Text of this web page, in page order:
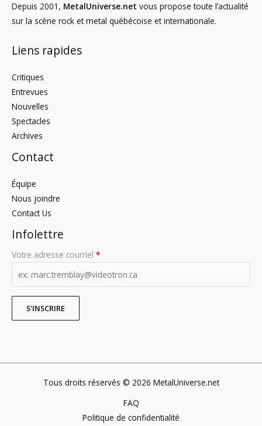
Depuis 2001, MetalUniverse.net vous propose toute l’actualité
sur la scène rock et metal québécoise et internationale.
Liens rapides
Critiques
Entrevues
Nouvelles
Spectacles
Archives
Contact
Équipe
Nous joindre
Contact Us
Infolettre
Votre adresse courriel *
Tous droits réservés © 2026 MetalUniverse.net
FAQ
Politique de confidentialité